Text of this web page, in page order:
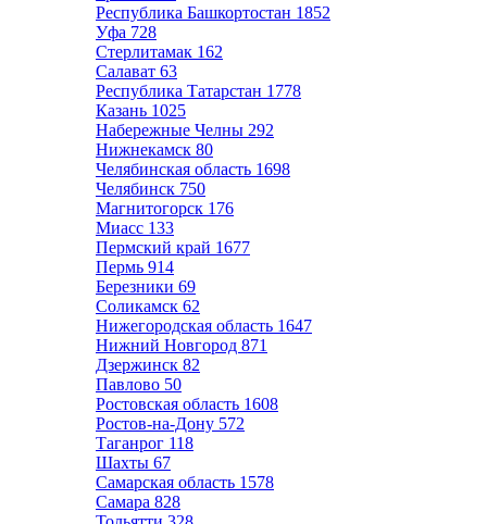
Республика Башкортостан 1852
Уфа 728
Стерлитамак 162
Салават 63
Республика Татарстан 1778
Казань 1025
Набережные Челны 292
Нижнекамск 80
Челябинская область 1698
Челябинск 750
Магнитогорск 176
Миасс 133
Пермский край 1677
Пермь 914
Березники 69
Соликамск 62
Нижегородская область 1647
Нижний Новгород 871
Дзержинск 82
Павлово 50
Ростовская область 1608
Ростов-на-Дону 572
Таганрог 118
Шахты 67
Самарская область 1578
Самара 828